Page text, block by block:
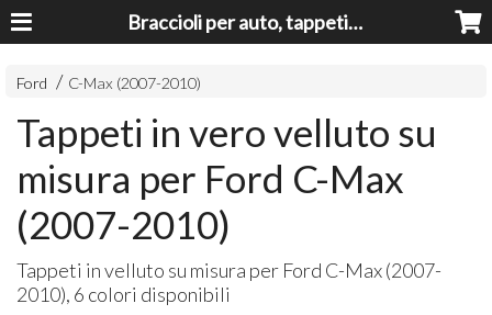
Braccioli per auto, tappeti auto, accessori auto MADE IN ITALY - Armrests, Mittelarmlehnen, Accoundoirs
Ford C-Max (2007-2010)
Tappeti in vero velluto su
misura per Ford C-Max
(2007-2010)
Tappeti in velluto su misura per Ford C-Max (2007-
2010), 6 colori disponibili